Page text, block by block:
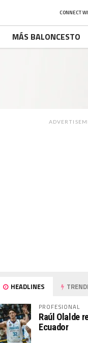
CONNECT
MÁS BALONCESTO
HEADLINES
PROFESIONAL
Raúl Olalde
Ecuador